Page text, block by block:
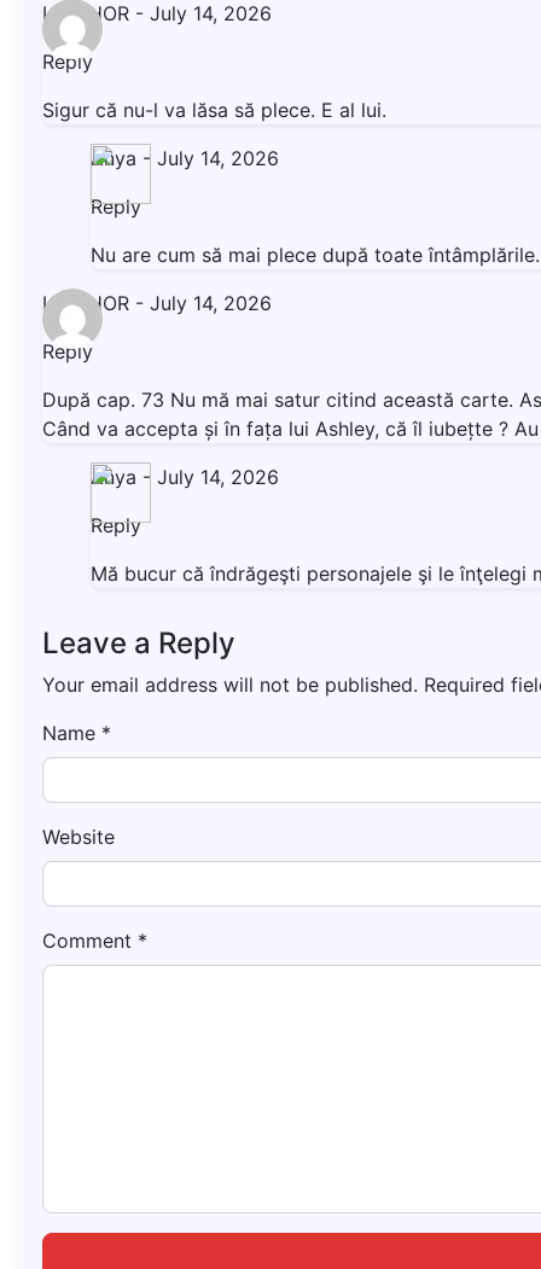
LIVISHOR - July 14, 2026
Reply
Sigur că nu-l va lăsa să plece. E al lui.
Anya - July 14, 2026
Reply
Nu are cum să mai plece după toate
LIVISHOR - July 14, 2026
Reply
După cap. 73 Nu mă mai satur citind această carte.
Când va accepta și în fața lui Ashley, că îl iubețte ?
Anya - July 14, 2026
Reply
Mă bucur că îndrăgeşti personajele şi le
Leave a Reply
Your email address will not be published. Required
Name *
Website
Comment *